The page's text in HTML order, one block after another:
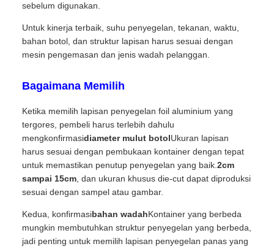
sebelum digunakan.
Untuk kinerja terbaik, suhu penyegelan, tekanan, waktu,
bahan botol, dan struktur lapisan harus sesuai dengan
mesin pengemasan dan jenis wadah pelanggan.
Bagaimana Memilih
Ketika memilih lapisan penyegelan foil aluminium yang
tergores, pembeli harus terlebih dahulu
mengkonfirmasidiameter mulut botolUkuran lapisan
harus sesuai dengan pembukaan kontainer dengan tepat
untuk memastikan penutup penyegelan yang baik.2cm
sampai 15cm, dan ukuran khusus die-cut dapat diproduksi
sesuai dengan sampel atau gambar.
Kedua, konfirmasibahan wadahKontainer yang berbeda
mungkin membutuhkan struktur penyegelan yang berbeda,
jadi penting untuk memilih lapisan penyegelan panas yang